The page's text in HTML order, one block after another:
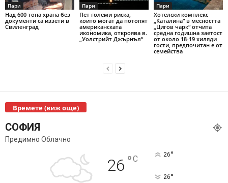
Пари
Над 600 тона храна без
документи са иззети в
Свиленград
Пари
Пет големи риска,
които могат да потопят
американската
икономика, откроява в.
„Уолстрийт Джърнъл“
Пари
Хотелски комплекс
„Каталина“ в месността
„Цигов чарк“ отчита
средна годишна заетост
от около 18-19 хиляди
гости, предпочитан е от
семейства
Времете (виж още)
СОФИЯ
Предимно Облачно
26 °C 26°
26°